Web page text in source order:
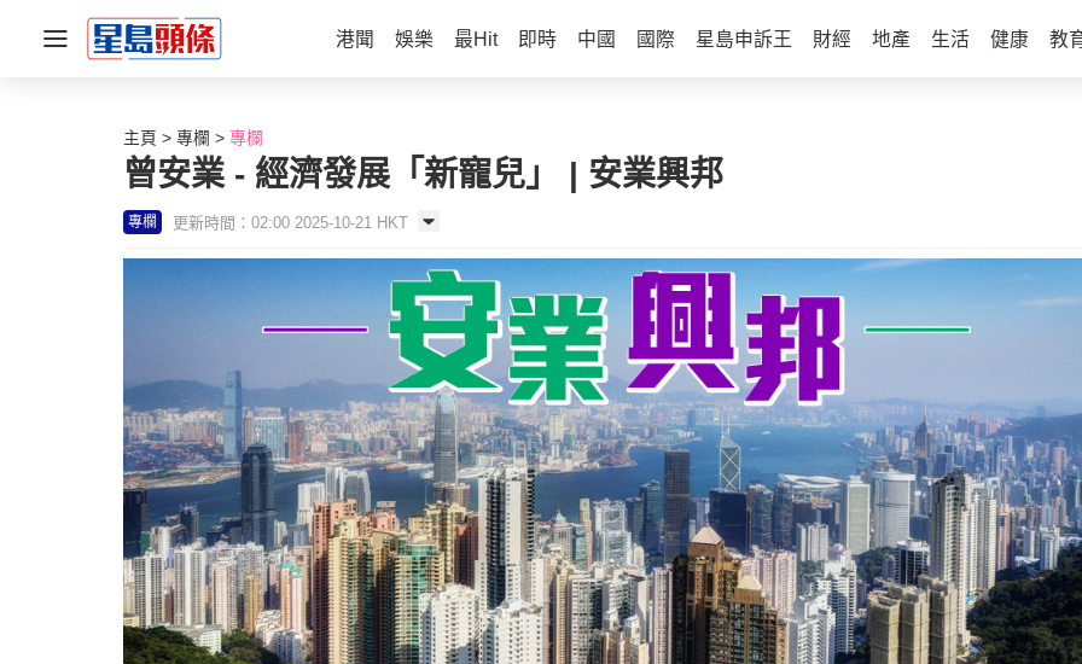
港聞 娛樂 最Hit 即時 中國 國際 星島申訴王 財經 地產 生活 健康 教
主頁 專欄 專欄
曾安業 - 經濟發展「新寵兒」 | 安業興邦
專欄 更新時間：02:00 2025-10-21 HKT